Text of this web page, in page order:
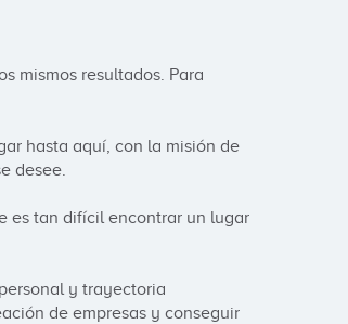
mismos resultados. Para
hasta aquí, con la misión de
desee.
es tan difícil encontrar un lugar
y trayectoria
de empresas y conseguir